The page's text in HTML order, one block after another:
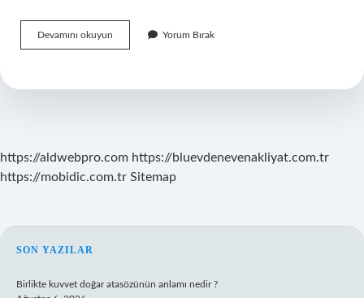
Devamını okuyun
Moleküllerin
Küçük
Denir
Yorum Bırak
https://aldwebpro.com https://bluevdenevenakliyat.com.tr
https://mobidic.com.tr Sitemap
SIDEBAR
SON YAZILAR
Birlikte kuvvet doğar atasözünün anlamı nedir ?